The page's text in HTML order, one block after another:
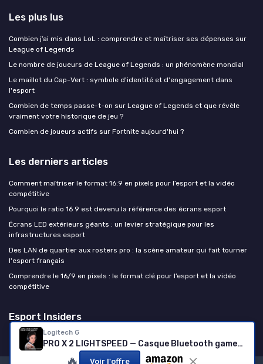
Logitech G
PRO X 2 LIGHTSPEED — Casque Bluetooth gamer (Noir)
Voir l'offre
Les plus lus
Combien j’ai mis dans LoL : comprendre et maîtriser ses dépenses sur
League of Legends
Le nombre de joueurs de League of Legends : un phénomène mondial
Le maillot du Cap-Vert : symbole d'identité et d'engagement dans
l'esport
Combien de temps passe-t-on sur League of Legends et que révèle
vraiment votre historique de jeu ?
Combien de joueurs actifs sur Fortnite aujourd'hui ?
Les derniers articles
Comment maîtriser le format 16:9 en pixels pour l’esport et la vidéo
compétitive
Pourquoi le ratio 16 9 est devenu la référence des écrans esport
Écrans LED extérieurs géants : un levier stratégique pour les
infrastructures esport
Des LAN de quartier aux rosters pro : la scène amateur qui fait tourner
l'esport français
Comprendre le 16/9 en pixels : le format clé pour l’esport et la vidéo
compétitive
Esport Insiders